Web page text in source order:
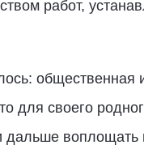
работ,
для своего